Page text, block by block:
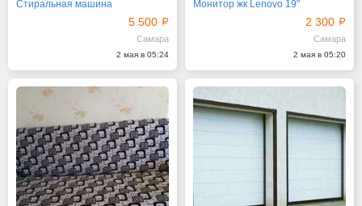
Стиральная машина
5 500
Самара
2 мая в 05:24
Монитор жк Lenovo 19"
2 300
Самара
2 мая в 05:20